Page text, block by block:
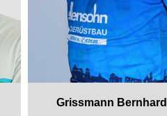
Grissmann Bernhard